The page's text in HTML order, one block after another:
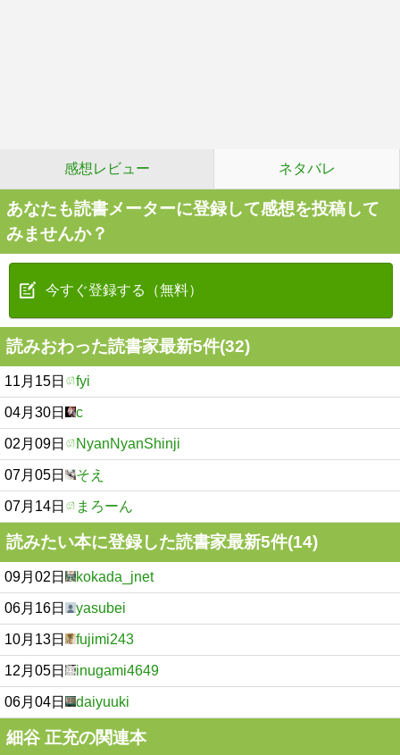
感想レビュー ネタバレ
あなたも読書メーターに登録して感想を投稿して
みませんか？
今すぐ登録する（無料）
読みおわった読書家最新5件(32)
11月15日 fyi
04月30日 c
02月09日 NyanNyanShinji
07月05日 そえ
07月14日 まろーん
読みたい本に登録した読書家最新5件(14)
09月02日 kokada_jnet
06月16日 yasubei
10月13日 fujimi243
12月05日 inugami4649
06月04日 daiyuuki
細谷 正充の関連本